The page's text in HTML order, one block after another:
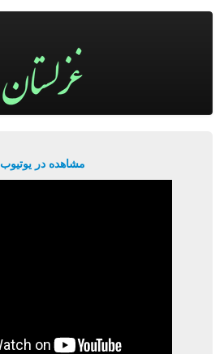
مشاهده در یوتیوب